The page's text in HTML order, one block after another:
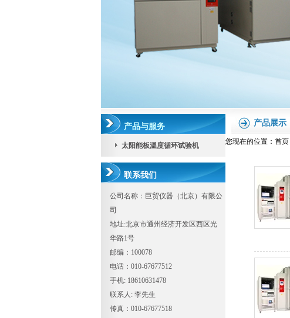
产品与服务
太阳能板温度循环试验机
联系我们
公司名称：巨贸仪器（北京）有限公
司
地址:北京市通州经济开发区西区光
华路1号
邮编：100078
电话：010-67677512
手机: 18610631478
联系人: 李先生
传真：010-67677518
产品展示
您现在的位置： 首页